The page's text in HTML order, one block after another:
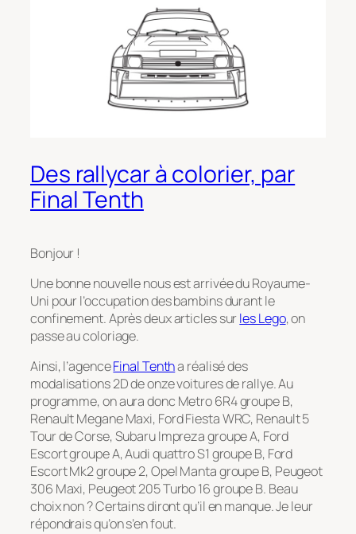
Des rallycar à colorier, par
Final Tenth
Bonjour !
Une bonne nouvelle nous est arrivée du Royaume-
Uni pour l’occupation des bambins durant le
confinement. Après deux articles surles Lego, on
passe au coloriage.
Ainsi, l’agenceFinal Tentha réalisé des
modalisations 2D de onze voitures de rallye. Au
programme, on aura donc Metro 6R4 groupe B,
Renault Megane Maxi, Ford Fiesta WRC, Renault 5
Tour de Corse, Subaru Impreza groupe A, Ford
Escort groupe A, Audi quattro S1 groupe B, Ford
Escort Mk2 groupe 2, Opel Manta groupe B, Peugeot
306 Maxi, Peugeot 205 Turbo 16 groupe B. Beau
choix non ? Certains diront qu’il en manque. Je leur
répondrais qu’on s’en fout.